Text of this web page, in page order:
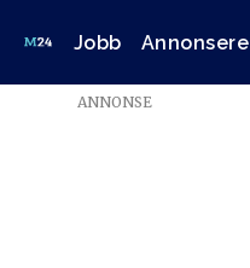
Jobb Annonsere
Emne:
ANNONSE